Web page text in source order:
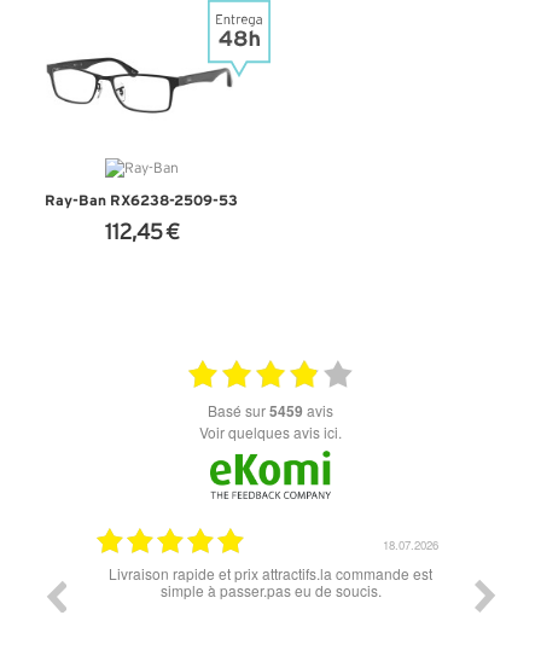
Ray-Ban RX6238-2509-53
112,45 €
basé sur5459 avis
Voir quelques avis ici.
06.07.2026
Super lunette merci pour les lunettes pour l'éclipse